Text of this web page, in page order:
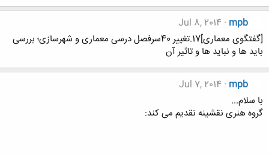
mpb
Jul 8, 2014
[گفتگوی معماری]17.تغییر 40سرفصل درسی معماری و شهرسازی؛ بررسی
باید ها و نباید ها و تاثیر آن
mpb
Jul 7, 2014
با سلام...
گروه هنری نقشینه نقدیم می کند: